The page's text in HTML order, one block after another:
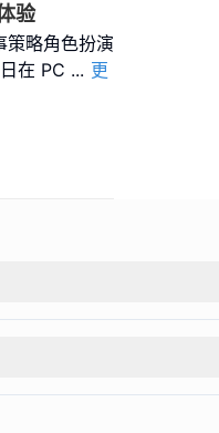
验
略角色扮演
在 PC ... 更